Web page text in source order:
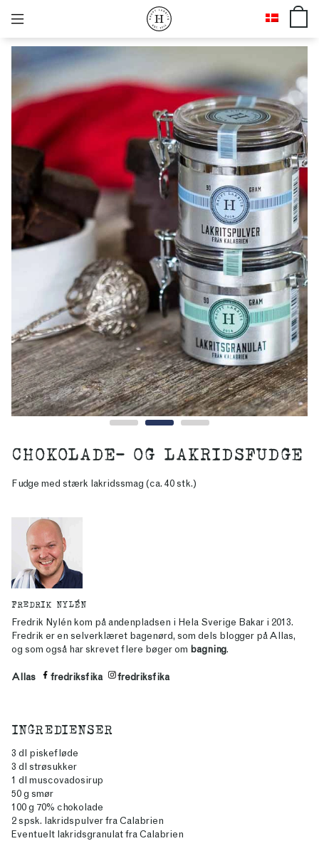
CHOKOLADE- OG LAKRIDSFUDGE
Fudge med stærk lakridssmag (ca. 40 stk.)
FREDRIK NYLÉN
Fredrik Nylén kom på andenpladsen i Hela Sverige Bakar i 2013.
Fredrik er en selverklæret bagenørd, som dels blogger påAllas,
og som også har skrevet flere bøger om bagning.
Allas fredriksfika fredriksfika
INGREDIENSER
3 dl piskefløde
3 dl strøsukker
1 dl muscovadosirup
50 g smør
100 g 70% chokolade
2 spsk. lakridspulver fra Calabrien
Eventuelt lakridsgranulat fra Calabrien